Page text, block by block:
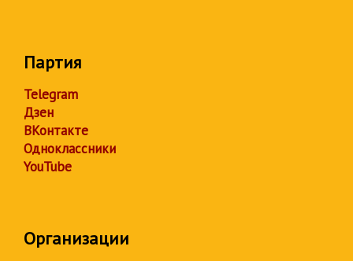
Партия
Telegram
Дзен
ВКонтакте
Одноклассники
YouTube
Организации